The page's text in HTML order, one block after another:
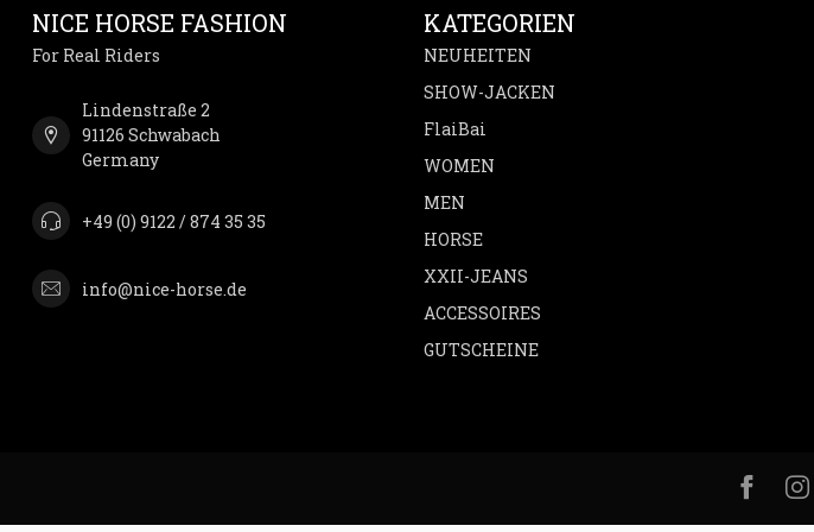
NICE HORSE FASHION
For Real Riders
Lindenstraße 2
91126 Schwabach
Germany
+49 (0) 9122 / 874 35 35
info@nice-horse.de
KATEGORIEN
NEUHEITEN
SHOW-JACKEN
FlaiBai
WOMEN
MEN
HORSE
XXII-JEANS
ACCESSOIRES
GUTSCHEINE